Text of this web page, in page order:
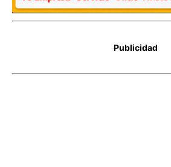
Publicidad